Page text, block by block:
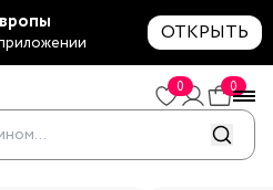
ОТКРЫТЬ
0 0